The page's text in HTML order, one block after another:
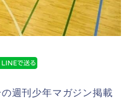
週刊少年マガジン掲載